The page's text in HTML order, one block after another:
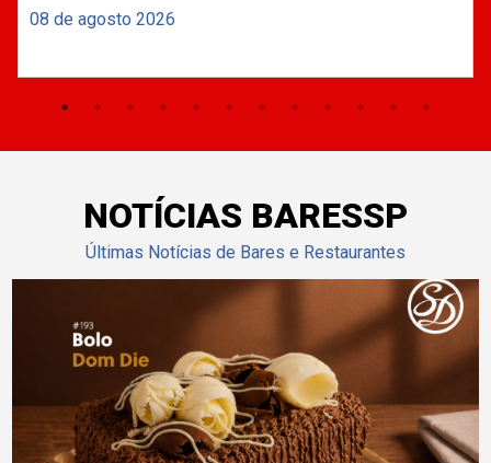
08 de agosto 2026
NOTÍCIAS BARESSP
Últimas Notícias de Bares e Restaurantes